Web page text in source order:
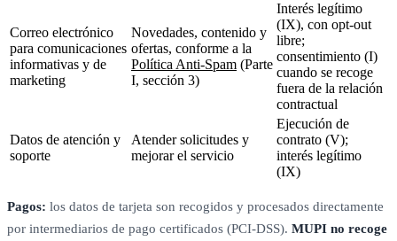
Correo electrónico
para comunicaciones
informativas y de
marketing
Novedades, contenido y
ofertas, conforme a la
Política Anti-Spam (Parte
I, sección 3)
Interés legítimo
(IX), con opt-out
libre;
consentimiento (I)
cuando se recoge
fuera de la relación
contractual
Datos de atención y
soporte
Atender solicitudes y
mejorar el servicio
Ejecución de
contrato (V);
interés legítimo
(IX)
Pagos: los datos de tarjeta son recogidos y procesados directamente
por intermediarios de pago certificados (PCI-DSS). MUPI no recoge